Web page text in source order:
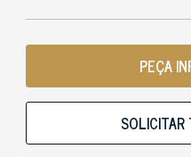
PEÇA
SOLICITAR